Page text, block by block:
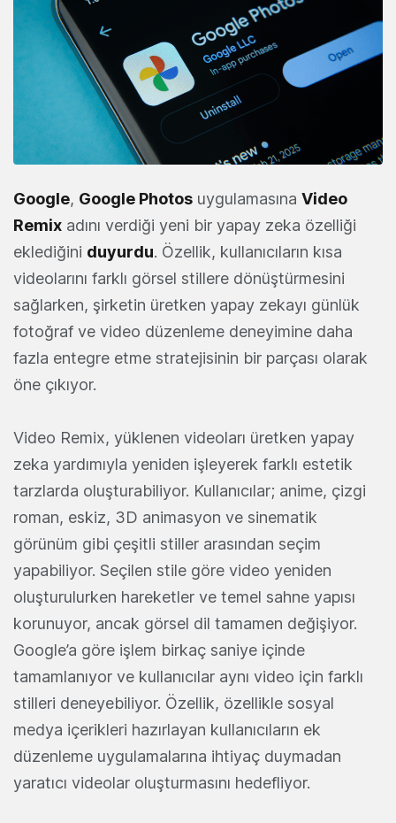
Google, Google Photos uygulamasına Video
Remix adını verdiği yeni bir yapay zeka özelliği
eklediğini duyurdu. Özellik, kullanıcıların kısa
videolarını farklı görsel stillere dönüştürmesini
sağlarken, şirketin üretken yapay zekayı günlük
fotoğraf ve video düzenleme deneyimine daha
fazla entegre etme stratejisinin bir parçası olarak
öne çıkıyor.
Video Remix, yüklenen videoları üretken yapay
zeka yardımıyla yeniden işleyerek farklı estetik
tarzlarda oluşturabiliyor. Kullanıcılar; anime, çizgi
roman, eskiz, 3D animasyon ve sinematik
görünüm gibi çeşitli stiller arasından seçim
yapabiliyor. Seçilen stile göre video yeniden
oluşturulurken hareketler ve temel sahne yapısı
korunuyor, ancak görsel dil tamamen değişiyor.
Google’a göre işlem birkaç saniye içinde
tamamlanıyor ve kullanıcılar aynı video için farklı
stilleri deneyebiliyor. Özellik, özellikle sosyal
medya içerikleri hazırlayan kullanıcıların ek
düzenleme uygulamalarına ihtiyaç duymadan
yaratıcı videolar oluşturmasını hedefliyor.